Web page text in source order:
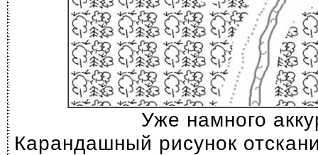
Уже намного
Карандашный рисунок